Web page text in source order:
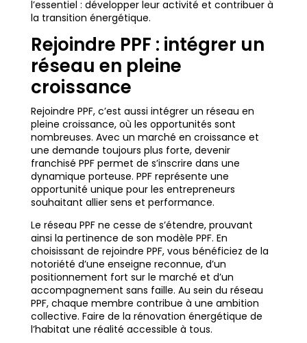
l’essentiel : développer leur activité et contribuer à
la transition énergétique.
Rejoindre PPF : intégrer un
réseau en pleine
croissance
Rejoindre PPF, c’est aussi intégrer un réseau en
pleine croissance, où les opportunités sont
nombreuses. Avec un marché en croissance et
une demande toujours plus forte, devenir
franchisé PPF permet de s’inscrire dans une
dynamique porteuse. PPF représente une
opportunité unique pour les entrepreneurs
souhaitant allier sens et performance.
Le réseau PPF ne cesse de s’étendre, prouvant
ainsi la pertinence de son modèle PPF. En
choisissant de rejoindre PPF, vous bénéficiez de la
notoriété d’une enseigne reconnue, d’un
positionnement fort sur le marché et d’un
accompagnement sans faille. Au sein du réseau
PPF, chaque membre contribue à une ambition
collective. Faire de la rénovation énergétique de
l’habitat une réalité accessible à tous.